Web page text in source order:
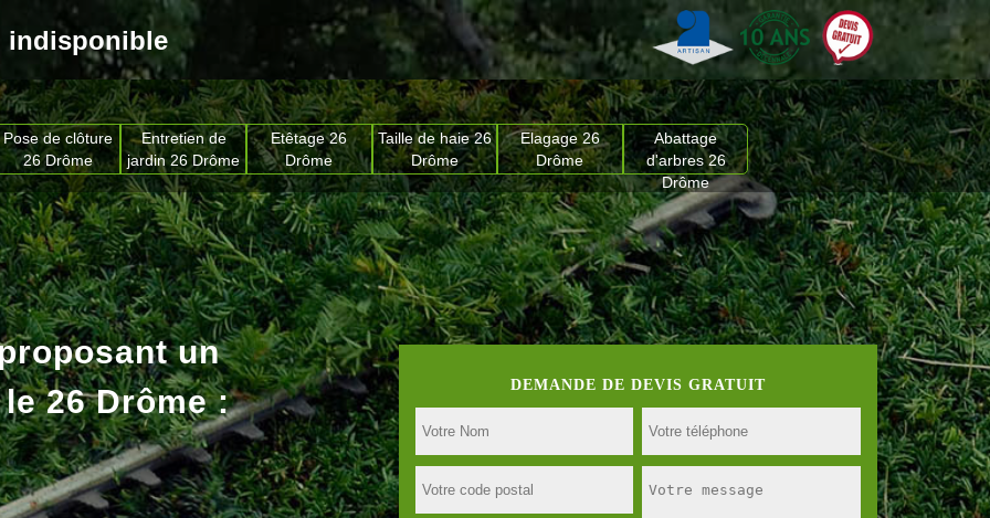
indisponible
Pose de clôture
26 Drôme
Entretien de
jardin 26 Drôme
Etêtage 26
Drôme
Taille de haie 26
Drôme
Elagage 26
Drôme
Abattage
d'arbres 26
Drôme
DEMANDE DE DEVIS GRATUIT
un
26 Drôme :